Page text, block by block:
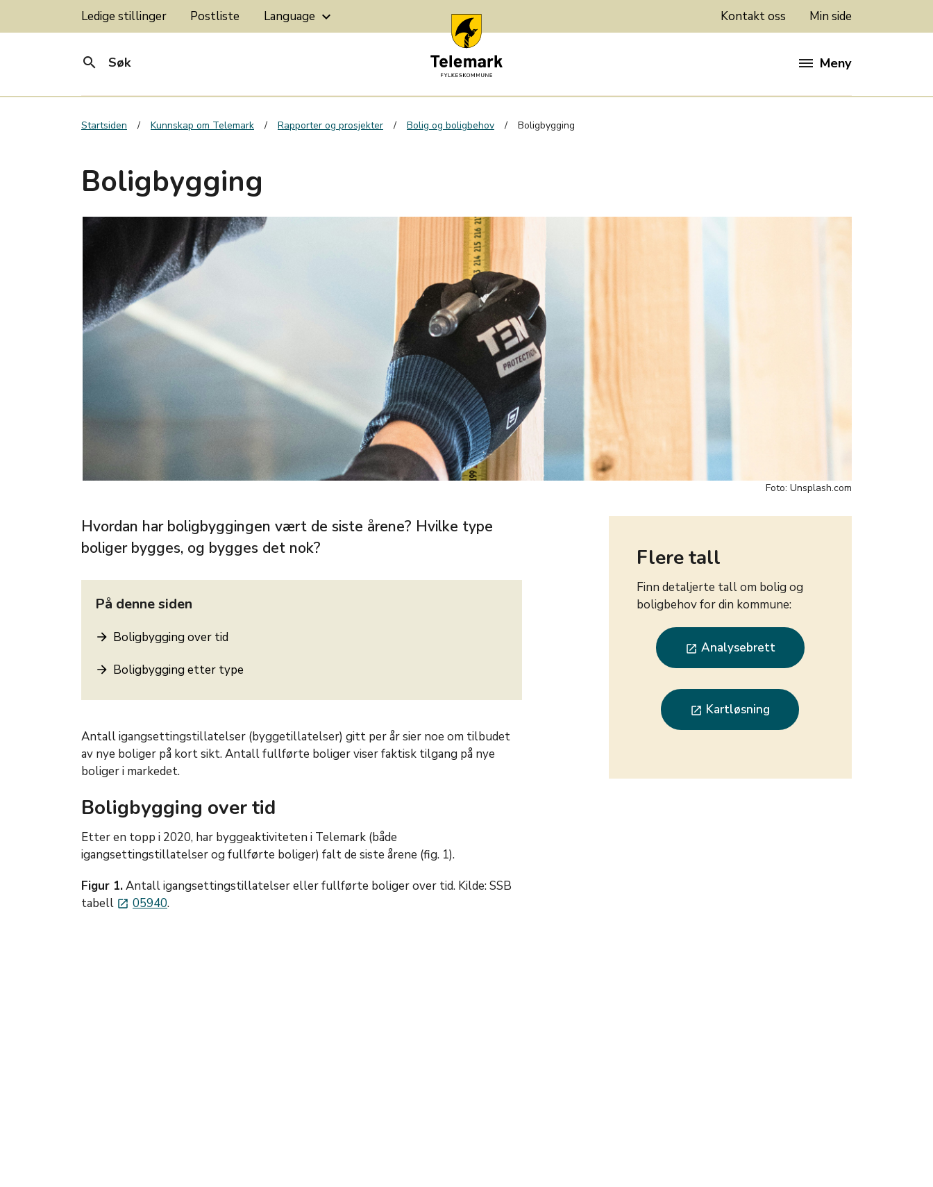
Ledige stillinger Postliste Language keyboard_arrow_down Kontakt oss Min side
search Søk Meny
Startsiden Kunnskap om Telemark Rapporter og prosjekter Bolig og boligbehov Boligbygging
Boligbygging
Foto: Unsplash.com
Hvordan har boligbyggingen vært de siste årene? Hvilke type
boliger bygges, og bygges det nok?
På denne siden
Boligbygging over tid
Boligbygging etter type
Antall igangsettingstillatelser (byggetillatelser) gitt per år sier noe om tilbudet
av nye boliger på kort sikt. Antall fullførte boliger viser faktisk tilgang på nye
boliger i markedet.
Boligbygging over tid
Etter en topp i 2020, har byggeaktiviteten i Telemark (både
igangsettingstillatelser og fullførte boliger) falt de siste årene (fig. 1).
Figur 1.Antall igangsettingstillatelser eller fullførte boliger over tid. Kilde: SSB
tabell launch 05940.
Flere tall
Finn detaljerte tall om bolig og
boligbehov for din kommune:
launch Analysebrett
launch Kartløsning